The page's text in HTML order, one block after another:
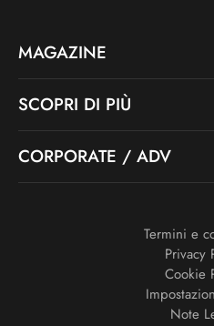
MAGAZINE
SCOPRI DI PIÙ
CORPORATE / ADV
Termini e
Privacy
Cookie
Note